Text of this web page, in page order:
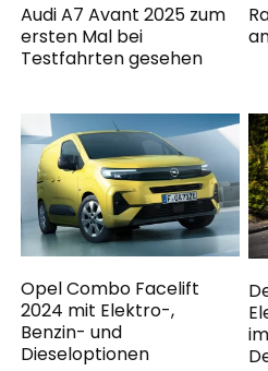
Audi A7 Avant 2025 zum
ersten Mal bei
Testfahrten gesehen
Opel Combo Facelift
2024 mit Elektro-,
Benzin- und
Dieseloptionen